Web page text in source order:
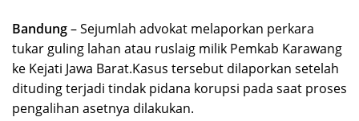
Bandung– Sejumlah advokat melaporkan perkara
tukar guling lahan atau ruslaig milik Pemkab Karawang
ke Kejati Jawa Barat.Kasus tersebut dilaporkan setelah
dituding terjadi tindak pidana korupsi pada saat proses
pengalihan asetnya dilakukan.